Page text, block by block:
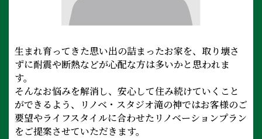
生まれ育ってきた思い出の詰まったお家を、取り壊さ
ずに耐震や断熱などが心配な方は多いかと思われま
す。
そんなお悩みを解消し、安心して住み続けていくこと
ができるよう、リノベ・スタジオ滝の神ではお客様のご
要望やライフスタイルに合わせたリノベーションプラン
をご提案させていただきます。